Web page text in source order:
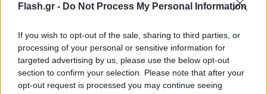
Flash.gr - Do Not Process My Personal Information
If you wish to opt-out of the sale, sharing to third parties, or
processing of your personal or sensitive information for
targeted advertising by us, please use the below opt-out
section to confirm your selection. Please note that after your
opt-out request is processed you may continue seeing
Τουρκία: Αντιδράσεις ΜΜΕ για συνάντηση
Μητσοτάκη – Μέρκελ